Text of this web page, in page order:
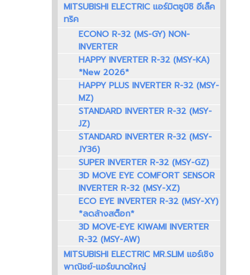
MITSUBISHI ELECTRIC แอร์มิตซูบิชิ อีเล็ค
ทริค
ECONO R-32 (MS-GY) NON-
INVERTER
HAPPY INVERTER R-32 (MSY-KA)
*New 2026*
HAPPY PLUS INVERTER R-32 (MSY-
MZ)
STANDARD INVERTER R-32 (MSY-
JZ)
STANDARD INVERTER R-32 (MSY-
JY36)
SUPER INVERTER R-32 (MSY-GZ)
3D MOVE EYE COMFORT SENSOR
INVERTER R-32 (MSY-XZ)
ECO EYE INVERTER R-32 (MSY-XY)
*ลดล้างสต็อก*
3D MOVE-EYE KIWAMI INVERTER
R-32 (MSY-AW)
MITSUBISHI ELECTRIC MR.SLIM แอร์เชิง
พาณิชย์-แอร์ขนาดใหญ่